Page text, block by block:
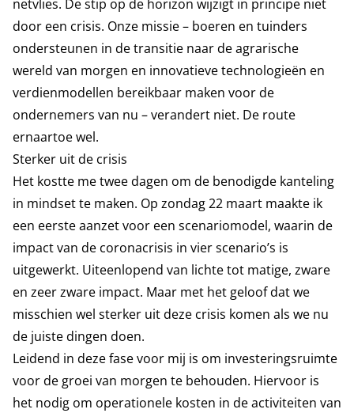
netvlies. De stip op de horizon wijzigt in principe niet
door een crisis. Onze missie – boeren en tuinders
ondersteunen in de transitie naar de agrarische
wereld van morgen en innovatieve technologieën en
verdienmodellen bereikbaar maken voor de
ondernemers van nu – verandert niet. De route
ernaartoe wel.
Sterker uit de crisis
Het kostte me twee dagen om de benodigde kanteling
in mindset te maken. Op zondag 22 maart maakte ik
een eerste aanzet voor een scenariomodel, waarin de
impact van de coronacrisis in vier scenario’s is
uitgewerkt. Uiteenlopend van lichte tot matige, zware
en zeer zware impact. Maar met het geloof dat we
misschien wel sterker uit deze crisis komen als we nu
de juiste dingen doen.
Leidend in deze fase voor mij is om investeringsruimte
voor de groei van morgen te behouden. Hiervoor is
het nodig om operationele kosten in de activiteiten van